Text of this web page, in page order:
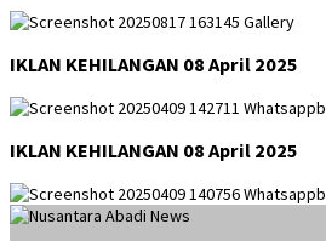
IKLAN KEHILANGAN 08 April 2025
IKLAN KEHILANGAN 08 April 2025